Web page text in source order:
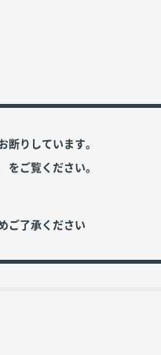
りしています。
をご覧ください。
ご了承ください